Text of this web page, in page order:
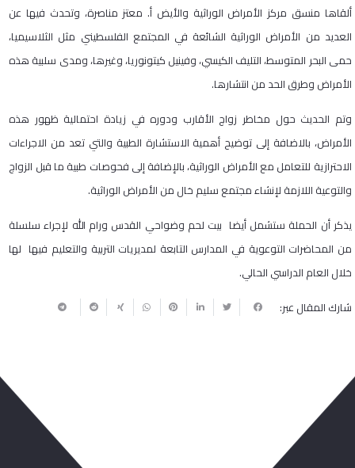
ألقاها منسق مركز الأمراض الوراثية والأيض أ. معتز مناصرة، وتحدث فيها عن
العديد من الأمراض الوراثية الشائعة في المجتمع الفلسطيني مثل الثلاسيميا،
حمى البحر المتوسط، التليف الكيسي، وفينيل كيتونوريا، وغيرها، ومدى سلبية هذه
الأمراض وطرق الحد من انتشارها.
وتم الحديث حول مخاطر زواج الأقارب ودوره في زيادة احتمالية ظهور هذه
الأمراض، بالاضافة إلى توضيح أهمية الاستشارة الطبية والتي تعد من الاجراءات
الاحترازية للتعامل مع الأمراض الوراثية، بالإضافة إلى فحوصات طبية ما قبل الزواج
والتوعية اللازمة لإنشاء مجتمع سليم خال من الأمراض الوراثية.
يذكر أن الحملة ستشمل أيضا بيت لحم وضواحي القدس ورام الله لإجراء سلسلة
من المحاضرات التوعوية في المدارس التابعة لمديريات التربية والتعليم فيها لها
خلال العام الدراسي الحالي.
شارك المقال عبر: